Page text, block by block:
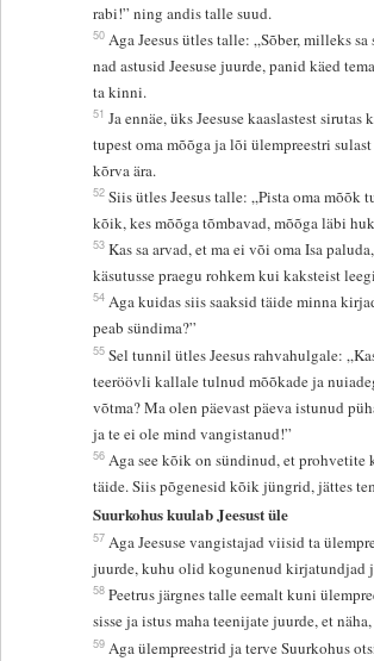
rabi!” ning andis talle suud.
50 Aga Jeesus ütles talle: „Sõber, milleks
nad astusid Jeesuse juurde, panid käed
ta kinni.
51 Ja ennäe, üks Jeesuse kaaslastest sirutas
tupest oma mõõga ja lõi ülempreestri
kõrva ära.
52 Siis ütles Jeesus talle: „Pista oma mõõk
kõik, kes mõõga tõmbavad, mõõga läbi
53 Kas sa arvad, et ma ei või oma Isa
käsutusse praegu rohkem kui kaksteist
54 Aga kuidas siis saaksid täide minna
peab sündima?”
55 Sel tunnil ütles Jeesus rahvahulgale:
teeröövli kallale tulnud mõõkade ja
võtma? Ma olen päevast päeva istunud
ja te ei ole mind vangistanud!”
56 Aga see kõik on sündinud, et prohvetite
täide. Siis põgenesid kõik jüngrid, jättes
Suurkohus kuulab Jeesust üle
57 Aga Jeesuse vangistajad viisid ta
juurde, kuhu olid kogunenud kirjatundjad
58 Peetrus järgnes talle eemalt kuni
sisse ja istus maha teenijate juurde, et
59 Aga ülempreestrid ja terve Suurkohus